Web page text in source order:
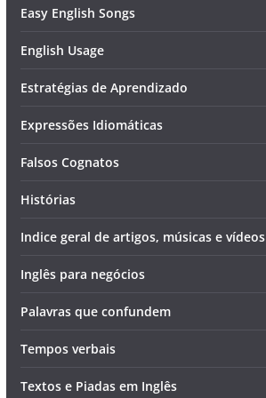
Easy English Songs
English Usage
Estratégias de Aprendizado
Expressões Idiomáticas
Falsos Cognatos
Histórias
Indice geral de artigos, músicas e vídeos
Inglês para negócios
Palavras que confundem
Tempos verbais
Textos e Piadas em Inglês